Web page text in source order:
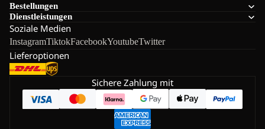
Bestellungen
Dienstleistungen
Soziale Medien
InstagramTiktokFacebookYoutubeTwitter
Lieferoptionen
Sichere Zahlung mit